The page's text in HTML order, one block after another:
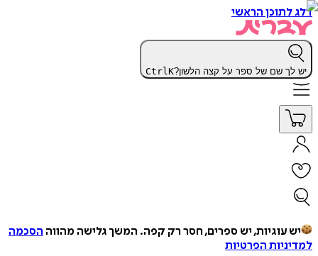
דלג לתוכן הראשי
יש לך שם של ספר על קצה הלשון? CtrlK
יש עוגיות, יש ספרים, חסר רק קפה. המשך גלישה מהווה הסכמה
למדיניות הפרטיות